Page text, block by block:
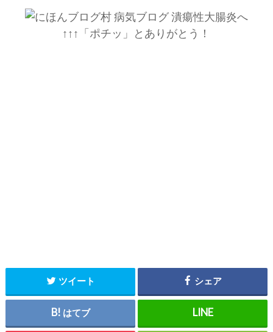
↑↑↑「ポチッ」とありがとう！
ツイート シェア
はてブ